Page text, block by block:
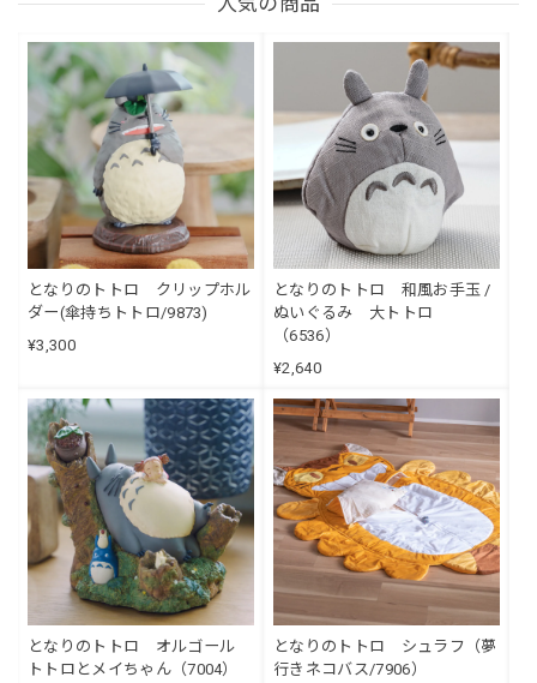
となりのトトロ クリップホル
ダー(傘持ちトトロ/9873)
¥3,300
となりのトトロ 和風お手玉 /
ぬいぐるみ 大トトロ
（6536）
¥2,640
となりのトトロ オルゴール
トトロとメイちゃん（7004）
となりのトトロ シュラフ（夢
行きネコバス/7906）